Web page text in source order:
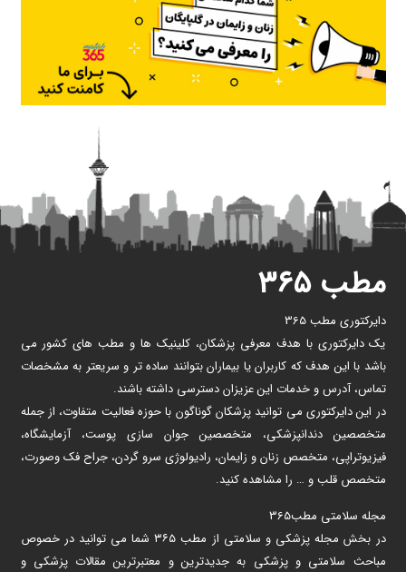
مطب ۳۶۵
دایرکتوری مطب 365
یک دایرکتوری با هدف معرفی پزشکان، کلینیک ها و مطب های کشور می
باشد با این هدف که کاربران یا بیماران بتوانند ساده تر و سریعتر به مشخصات
تماس، آدرس و خدمات این عزیزان دسترسی داشته باشند.
در این دایرکتوری می توانید پزشکان گوناگون با حوزه فعالیت متفاوت، از جمله
متخصصین دندانپزشکی، متخصصین جوان سازی پوست، آزمایشگاه،
فیزیوتراپی، متخصص زنان و زایمان، رادیولوژی سرو گردن، جراح فک وصورت،
متخصص قلب و … را مشاهده کنید.
مجله سلامتی مطب365
در بخش مجله پزشکی و سلامتی از مطب ۳۶۵ شما می توانید در خصوص
مباحث سلامتی و پزشکی به جدیدترین و معتبرترین مقالات پزشکی و